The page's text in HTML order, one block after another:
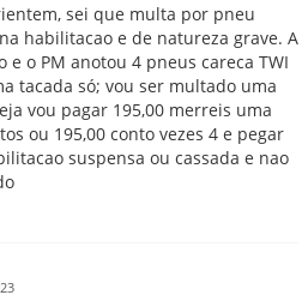
sei que multa por pneu
habilitacao e de natureza grave. A
o PM anotou 4 pneus careca TWI
tacada só; vou ser multado uma
vou pagar 195,00 merreis uma
ou 195,00 conto vezes 4 e pegar
suspensa ou cassada e nao